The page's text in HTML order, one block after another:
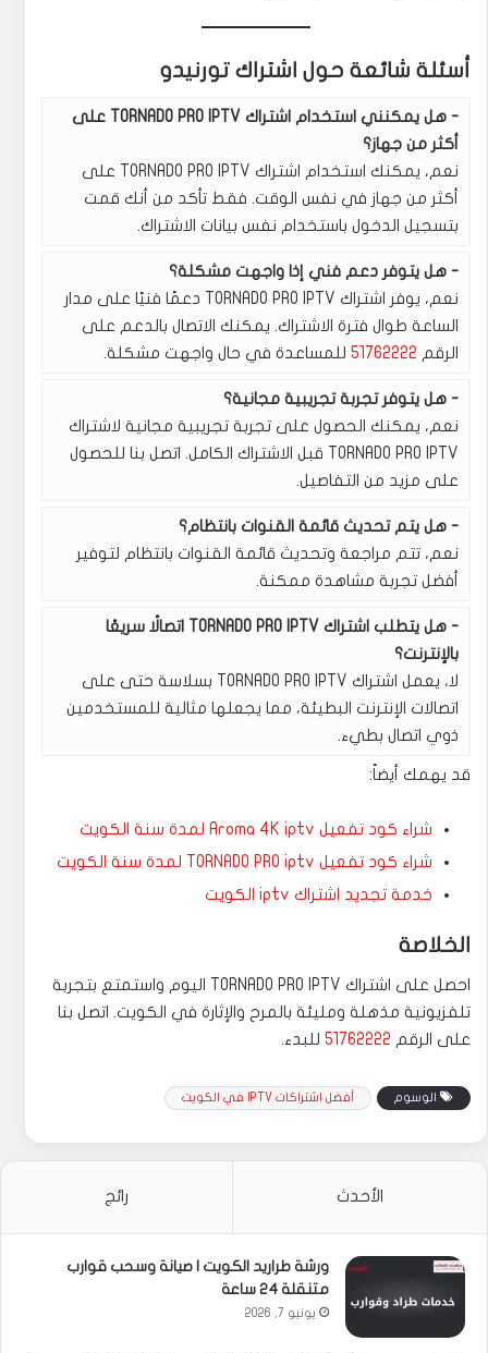
أسئلة شائعة حول اشتراك تورنيدو
هل يمكنني استخدام اشتراك TORNADO PRO IPTV على
أكثر من جهاز؟
نعم، يمكنك استخدام اشتراك TORNADO PRO IPTV على
أكثر من جهاز في نفس الوقت. فقط تأكد من أنك قمت
بتسجيل الدخول باستخدام نفس بيانات الاشتراك.
هل يتوفر دعم فني إذا واجهت مشكلة؟
نعم، يوفر اشتراك TORNADO PRO IPTV دعمًا فنيًا على مدار
الساعة طوال فترة الاشتراك. يمكنك الاتصال بالدعم على
الرقم 51762222 للمساعدة في حال واجهت مشكلة.
هل يتوفر تجربة تجريبية مجانية؟
نعم، يمكنك الحصول على تجربة تجريبية مجانية لاشتراك
TORNADO PRO IPTV قبل الاشتراك الكامل. اتصل بنا للحصول
على مزيد من التفاصيل.
هل يتم تحديث قائمة القنوات بانتظام؟
نعم، تتم مراجعة وتحديث قائمة القنوات بانتظام لتوفير
أفضل تجربة مشاهدة ممكنة.
هل يتطلب اشتراك TORNADO PRO IPTV اتصالًا سريعًا
بالإنترنت؟
لا، يعمل اشتراك TORNADO PRO IPTV بسلاسة حتى على
اتصالات الإنترنت البطيئة، مما يجعلها مثالية للمستخدمين
ذوي اتصال بطيء.
قد يهمك أيضاً:
شراء كود تفعيل Aroma 4K iptv لمدة سنة الكويت
شراء كود تفعيل TORNADO PRO iptv لمدة سنة الكويت
خدمة تجديد اشتراك iptv الكويت
الخلاصة
احصل على اشتراك TORNADO PRO IPTV اليوم واستمتع بتجربة
تلفزيونية مذهلة ومليئة بالمرح والإثارة في الكويت. اتصل بنا
على الرقم 51762222 للبدء.
الوسوم أفضل اشتراكات IPTV في الكويت
الأحدث رائج
ورشة طراريد الكويت | صيانة وسحب قوارب
متنقلة 24 ساعة
يونيو 7, 2026